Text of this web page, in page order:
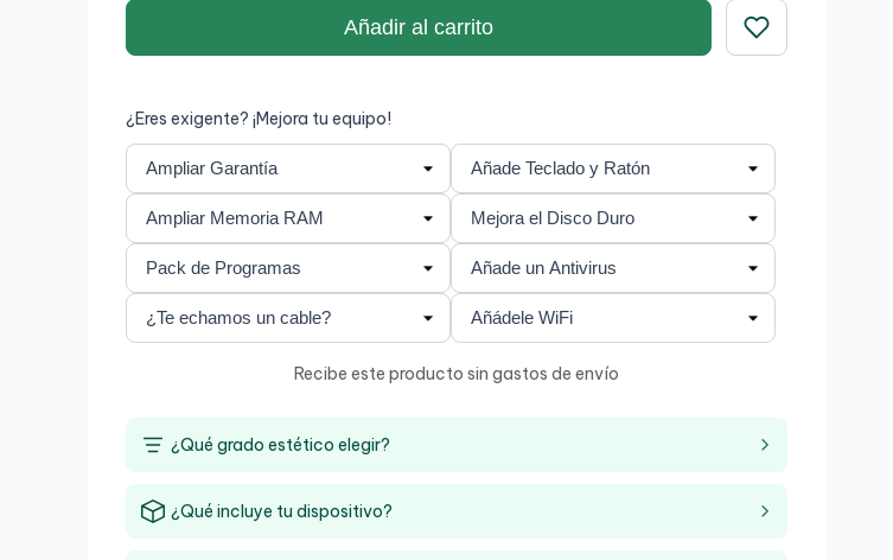
Añadir al carrito
¿Eres exigente? ¡Mejora tu equipo!
Recibe este producto sin gastos de envío
¿Qué grado estético elegir?
¿Qué incluye tu dispositivo?